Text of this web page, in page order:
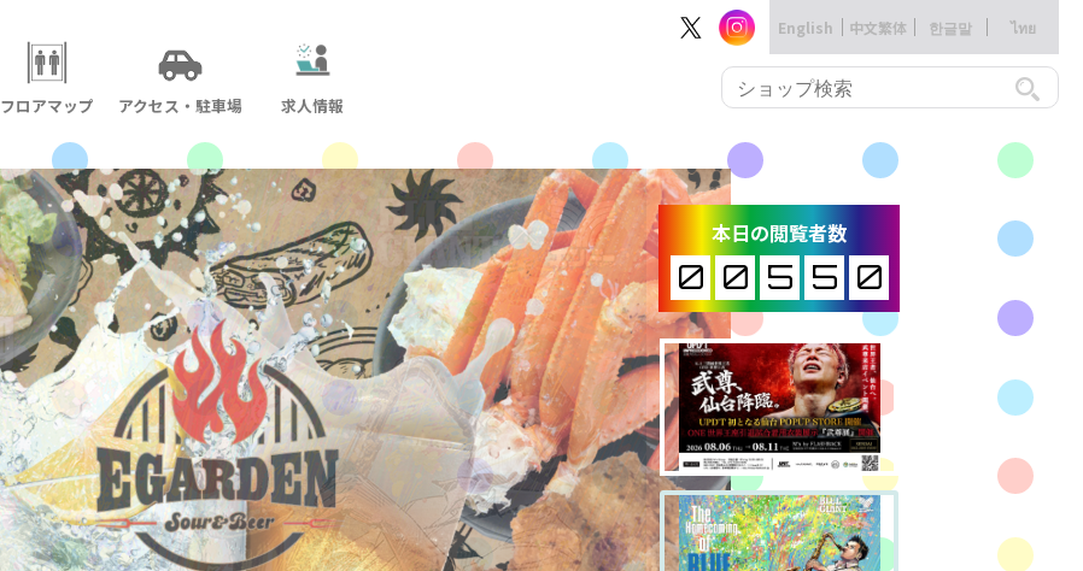
フロアマップ アクセス・駐車場 求人情報
English 中文繁体 한글말 ไทย
本日の閲覧者数
0 0 5 5 0